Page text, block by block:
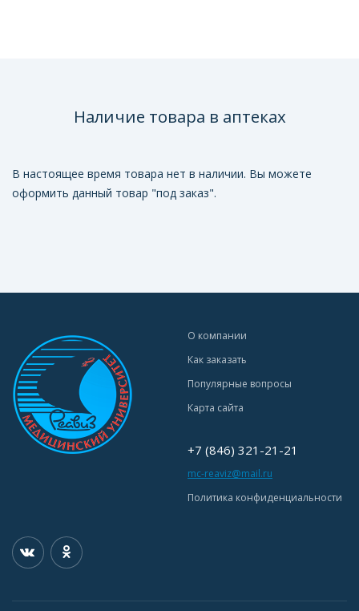
Наличие товара в аптеках
В настоящее время товара нет в наличии. Вы можете
оформить данный товар "под заказ".
О компании
Как заказать
Популярные вопросы
Карта сайта
+7 (846) 321-21-21
mc-reaviz@mail.ru
Политика конфиденциальности